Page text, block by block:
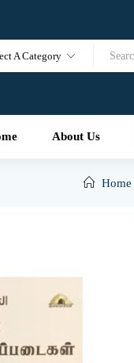
A Category
About Us
Home